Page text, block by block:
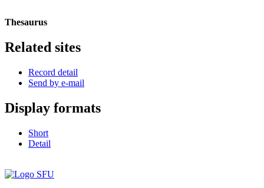
Thesaurus
Related sites
Record detail
Send by e-mail
Display formats
Short
Detail